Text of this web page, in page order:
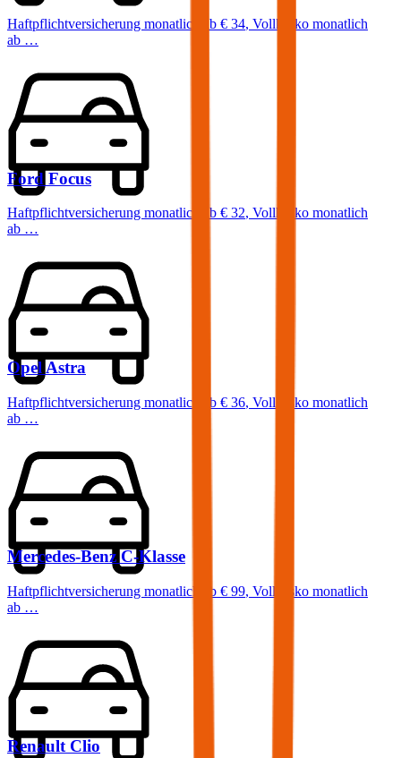
Haftpflichtversicherung monatlich ab € 34, Vollkasko monatlich
ab …
Ford Focus
Haftpflichtversicherung monatlich ab € 32, Vollkasko monatlich
ab …
Opel Astra
Haftpflichtversicherung monatlich ab € 36, Vollkasko monatlich
ab …
Mercedes-Benz C-Klasse
Haftpflichtversicherung monatlich ab € 99, Vollkasko monatlich
ab …
Renault Clio